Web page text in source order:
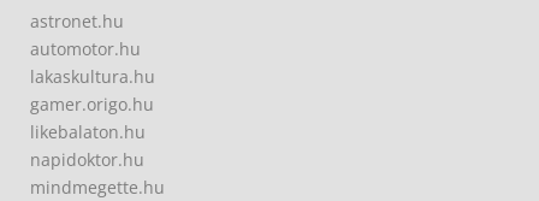
astronet.hu
automotor.hu
lakaskultura.hu
gamer.origo.hu
likebalaton.hu
napidoktor.hu
mindmegette.hu